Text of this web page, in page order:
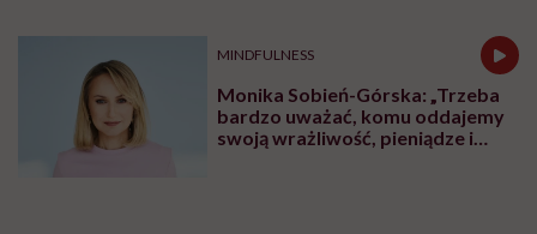
MINDFULNESS
Monika Sobień-Górska: „Trzeba
bardzo uważać, komu oddajemy
swoją wrażliwość, pieniądze i